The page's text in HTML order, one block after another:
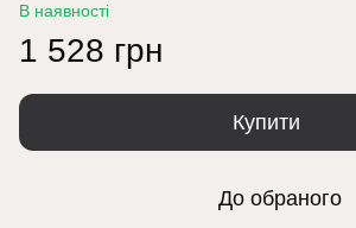
В наявності
1 528 грн
Купити
До обраного